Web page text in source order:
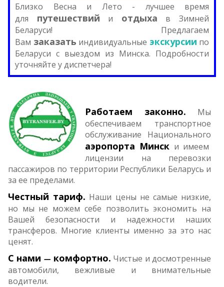
Близко Весна и Лето - лучшее время
для путешествий и отдыха в Зимней
Беларуси! Предлагаем
Вам заказать индивидуальные экскурсии по
Беларуси с выездом из Минска. Подробности
уточняйте у диспетчера!
Работаем за­кон­­но. Мы
обес­пе­­чи­ваем транс­порт­­ное
обслу­­жи­вание На­циональ­­ного
аэро­пор­та Минск и имеем
лицен­зии на перевозки
пассажиров по территории Республики Беларусь и
за ее пределами.
Честный тариф. Наши цены не самые низкие,
но мы не можем себе позволить экономить на
Вашей безопасности и надежности наших
трансферов. Многие клиенты именно за это нас
ценят.
С нами —комфортно. Чистые и досмотренные
автомобили, вежливые и внимательные
водители.